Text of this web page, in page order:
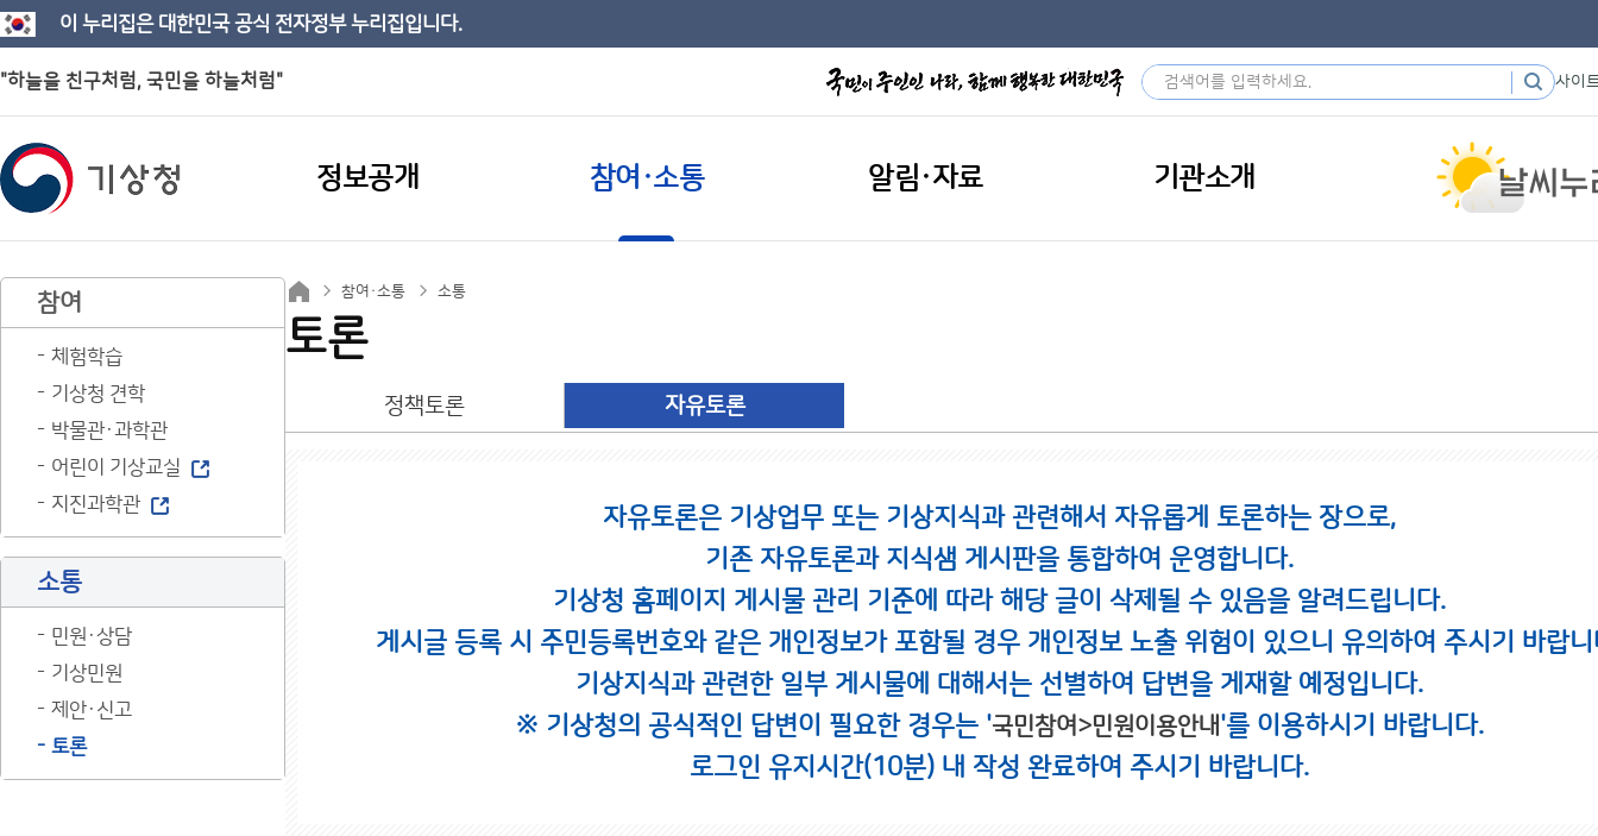
이 누리집은 대한민국 공식 전자정부 누리집입니다.
"하늘을 친구처럼, 국민을 하늘처럼" 사이
정보공개 참여·소통 알림·자료 기관소개
참여
체험학습
기상청 견학
박물관·과학관
어린이 기상교실
지진과학관
소통
민원·상담
기상민원
제안·신고
토론
참여·소통 소통
토론
정책토론 자유토론
자유토론은 기상업무 또는 기상지식과 관련해서 자유롭게 토론하는 장으로,
기존 자유토론과 지식샘 게시판을 통합하여 운영합니다.
기상청 홈페이지 게시물 관리 기준에 따라 해당 글이 삭제될 수 있음을 알려드립니다.
게시글 등록 시 주민등록번호와 같은 개인정보가 포함될 경우 개인정보 노출 위험이 있으니 유의하여 주시기 바랍니
기상지식과 관련한 일부 게시물에 대해서는 선별하여 답변을 게재할 예정입니다.
※ 기상청의 공식적인 답변이 필요한 경우는 '국민참여>민원이용안내'를 이용하시기 바랍니다.
로그인 유지시간(10분) 내 작성 완료하여 주시기 바랍니다.